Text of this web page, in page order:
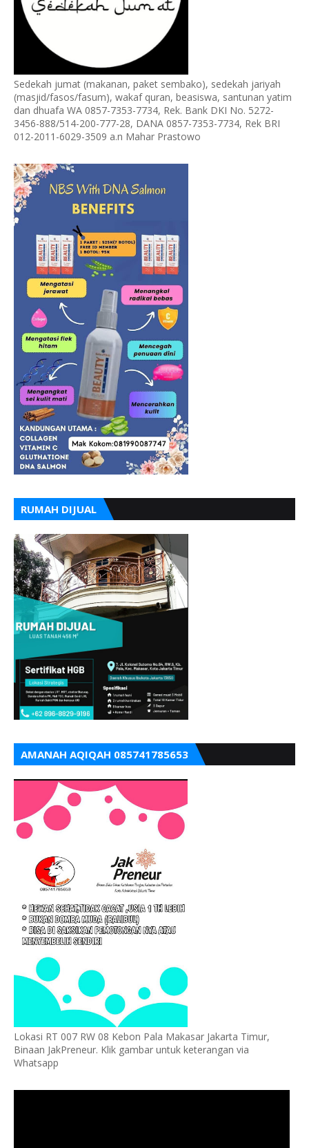
Sedekah jumat (makanan, paket sembako), sedekah jariyah
(masjid/fasos/fasum), wakaf quran, beasiswa, santunan yatim
dan dhuafa WA 0857-7353-7734, Rek. Bank DKI No. 5272-
3456-888/514-200-777-28, DANA 0857-7353-7734, Rek BRI
012-2011-6029-3509 a.n Mahar Prastowo
RUMAH DIJUAL
AMANAH AQIQAH 085741785653
Lokasi RT 007 RW 08 Kebon Pala Makasar Jakarta Timur,
Binaan JakPreneur. Klik gambar untuk keterangan via
Whatsapp